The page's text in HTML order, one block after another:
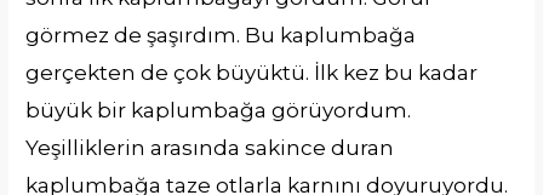
görmez de şaşırdım. Bu kaplumbağa
gerçekten de çok büyüktü. İlk kez bu kadar
büyük bir kaplumbağa görüyordum.
Yeşilliklerin arasında sakince duran
kaplumbağa taze otlarla karnını doyuruyordu.